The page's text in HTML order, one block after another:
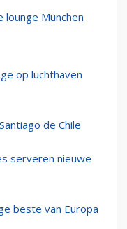
lounge München
op luchthaven
de Chile
serveren nieuwe
beste van Europa